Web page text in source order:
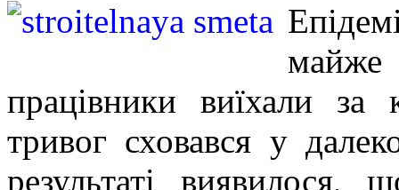
майже
працівники виїхали за
тривог сховався у
результаті